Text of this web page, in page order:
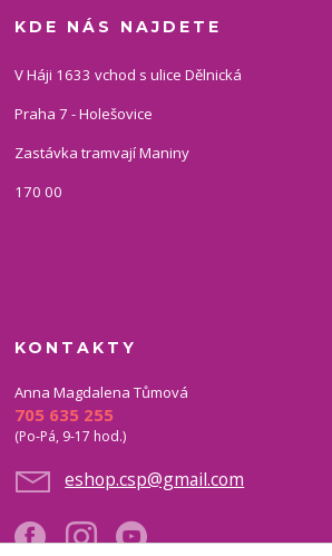
KDE NÁS NAJDETE
V Háji 1633 vchod s ulice Dělnická
Praha 7 - Holešovice
Zastávka tramvají Maniny
170 00
KONTAKTY
Anna Magdalena Tůmová
705 635 255
(Po-Pá, 9-17 hod.)
eshop.csp@gmail.com